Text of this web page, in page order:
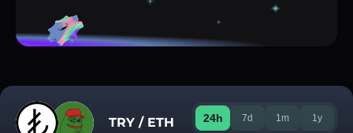
TRY / ETH 24h 7d 1m 1y